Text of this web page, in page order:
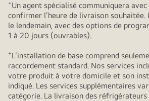
+Un agent spécialisé communiquera
confirmer l’heure de livraison souhaitée.
le lendemain, avec des options de
1 à 20 jours (ouvrables).
+L’installation de base comprend
raccordement standard. Nos services
votre produit à votre domicile et son
indiqué. Les services supplémentaires
catégorie. La livraison des réfrigérateurs